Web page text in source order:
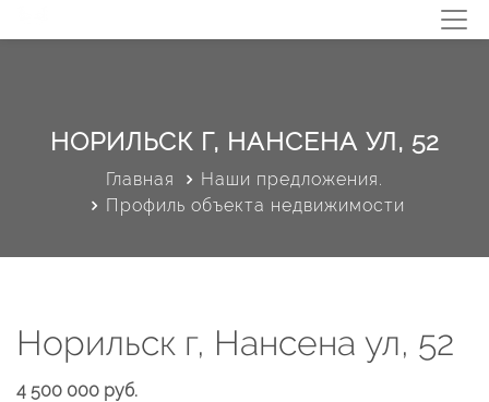
НОРИЛЬСК Г, НАНСЕНА УЛ, 52
Главная
Наши предложения.
Профиль объекта недвижимости
Норильск г, Нансена ул, 52
4 500 000 руб.